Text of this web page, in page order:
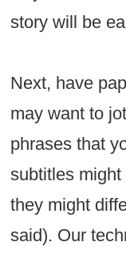
story will be
Next, have
may want to
phrases that
subtitles
they might
said). Our